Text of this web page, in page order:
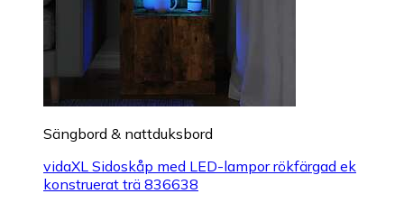
Sängbord & nattduksbord
vidaXL Sidoskåp med LED-lampor rökfärgad ek
konstruerat trä 836638